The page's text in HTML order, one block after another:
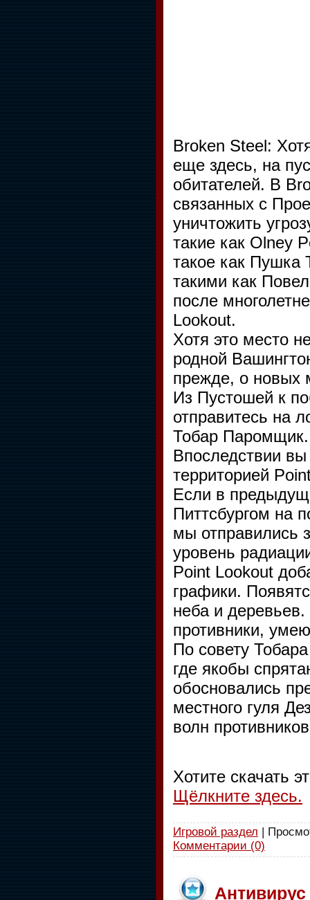
Broken Steel:
еще здесь, на
обитателей. В
связанных с
уничтожить
такие как Olney
такое как
такими как
после
Lookout.
Хотя это место
родной
прежде, о новых
Из Пустошей к
отправитесь на
Тобар Паромщик.
Впоследствии
территорией
Если в
Питтсбургом на
мы отправились
уровень
Point Lookout
графики.
неба и
противники,
По совету
где якобы
обосновались
местного гуля
волн
Хотите скачать
Щёлкните здесь.
Игровой раздел |
Комментарии (0)